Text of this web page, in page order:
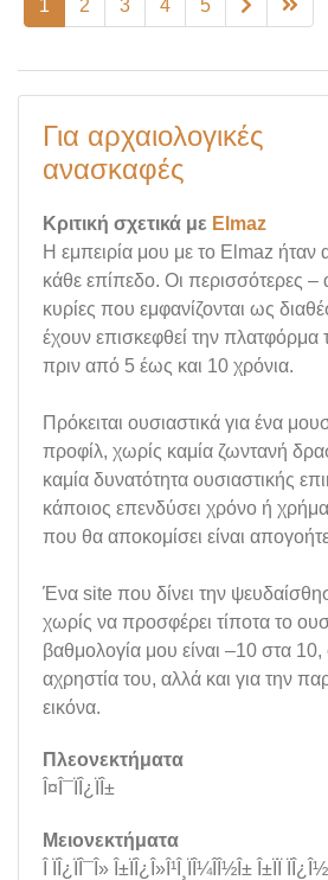
1 2 3 4 5
Για αρχαιολογικές
ανασκαφές
Κριτική σχετικά με Elmaz
Η εμπειρία μου με το Elmaz ήταν
κάθε επίπεδο. Οι περισσότερες –
κυρίες που εμφανίζονται ως
έχουν επισκεφθεί την πλατφόρμα
πριν από 5 έως και 10 χρόνια.
Πρόκειται ουσιαστικά για ένα
προφίλ, χωρίς καμία ζωντανή
καμία δυνατότητα ουσιαστικής
κάποιος επενδύσει χρόνο ή
που θα αποκομίσει είναι
Ένα site που δίνει την
χωρίς να προσφέρει τίποτα το
βαθμολογία μου είναι –10 στα 10,
αχρηστία του, αλλά και για την
εικόνα.
Πλεονεκτήματα
Î¤Î¯ÏÎ¿ÏÎ±
Μειονεκτήματα
Î ÏÎ¿ÏÎ¯Î» Î±ÏÎ¿Î»Î¹Î¸ÏÎ¼Î­Î½Î± Î±ÏÏ ÏÎ¿Î½